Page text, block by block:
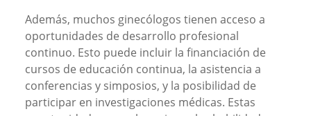
Además, muchos ginecólogos tienen acceso a
oportunidades de desarrollo profesional
continuo. Esto puede incluir la financiación de
cursos de educación continua, la asistencia a
conferencias y simposios, y la posibilidad de
participar en investigaciones médicas. Estas